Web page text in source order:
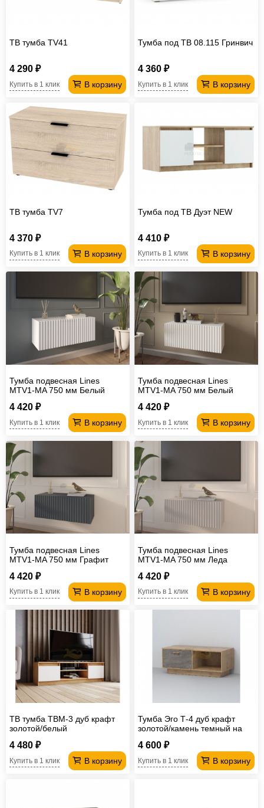
ТВ тумба TV41
4 290 ₽
В корзину
Купить в 1 клик
Тумба под ТВ 08.115 Гринвич
4 360 ₽
В корзину
Купить в 1 клик
ТВ тумба TV7
4 370 ₽
В корзину
Купить в 1 клик
Тумба под ТВ Дуэт NEW
4 410 ₽
В корзину
Купить в 1 клик
Тумба подвесная Lines
MTV1-MA 750 мм Белый
4 420 ₽
В корзину
Купить в 1 клик
Тумба подвесная Lines
MTV1-MA 750 мм Белый
4 420 ₽
В корзину
Купить в 1 клик
Тумба подвесная Lines
MTV1-MA 750 мм Графит
4 420 ₽
В корзину
Купить в 1 клик
Тумба подвесная Lines
MTV1-MA 750 мм Леда
4 420 ₽
В корзину
Купить в 1 клик
ТВ тумба ТВМ-3 дуб крафт
золотой/белый
4 480 ₽
В корзину
Купить в 1 клик
Тумба Эго Т-4 дуб крафт
золотой/камень темный на
4 600 ₽
В корзину
Купить в 1 клик